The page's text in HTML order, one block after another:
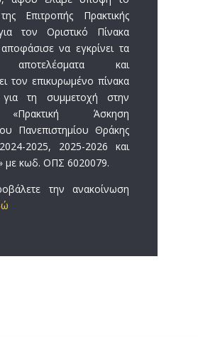
Επιτροπής Πρακτικής
τον Οριστικό Πίνακα
να εγκρίνει τα
αποτελέσματα και
τον επικυρωμένο πίνακα
για τη συμμετοχή στην
Άσκηση
Πανεπιστημίου Θράκης
2025, 2025-2026 και
με κωδ. ΟΠΣ 6020079.
την ανακοίνωση